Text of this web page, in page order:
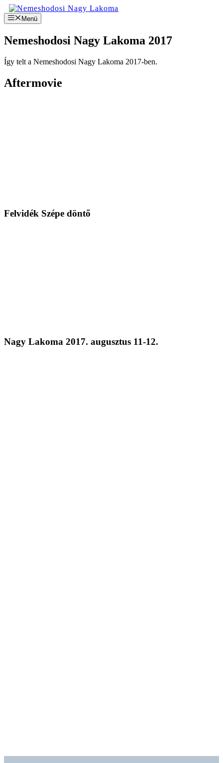
Kilépés
a
tartalomba
Menü
Nemeshodosi Nagy Lakoma 2017
Így telt a Nemeshodosi Nagy Lakoma 2017-ben.
Aftermovie
Felvidék Szépe döntő
Nagy Lakoma 2017. augusztus 11-12.